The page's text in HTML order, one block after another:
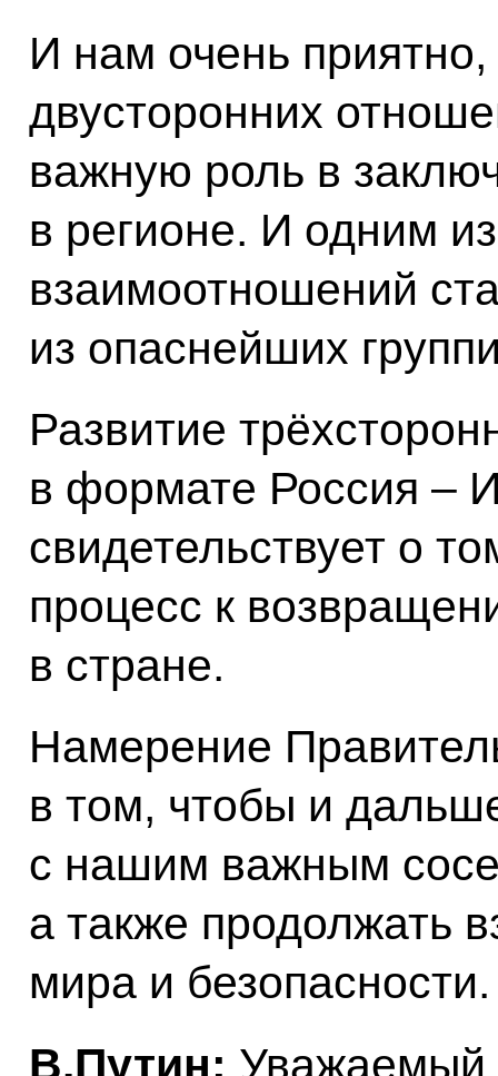
И нам очень
двусторонних
важную роль в
в регионе. И одним
взаимоотношений
из опаснейших
Развитие
в формате Россия –
свидетельствует о
процесс к
в стране.
Намерение
в том, чтобы и
с нашим важным
а также продолжать
мира и безопасности.
В.Путин: Уважаемый